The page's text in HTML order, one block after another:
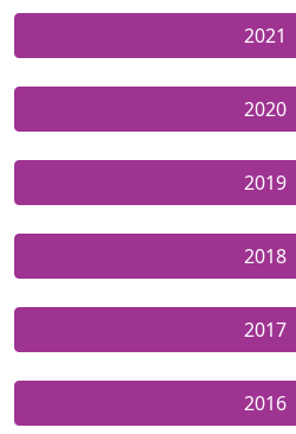
2021
2020
2019
2018
2017
2016